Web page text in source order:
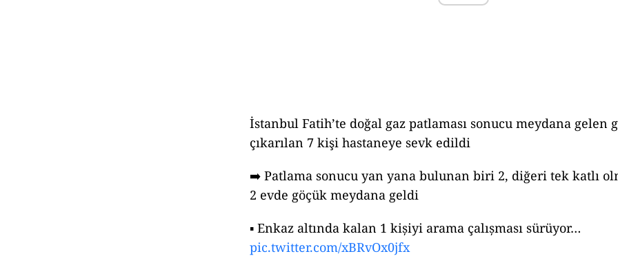
İstanbul Fatih’te doğal gaz patlaması sonucu meydana gelen
çıkarılan 7 kişi hastaneye sevk edildi
➡️ Patlama sonucu yan yana bulunan biri 2, diğeri tek katlı
2 evde göçük meydana geldi
▪️ Enkaz altında kalan 1 kişiyi arama çalışması sürüyor…
pic.twitter.com/xBRvOx0jfx